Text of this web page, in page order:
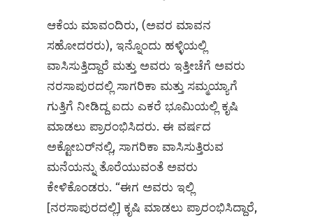
ಆಕೆಯ ಮಾವಂದಿರು, (ಅವರ ಮಾವನ
ಸಹೋದರರು), ಇನ್ನೊಂದು ಹಳ್ಳಿಯಲ್ಲಿ
ವಾಸಿಸುತ್ತಿದ್ದಾರೆ ಮತ್ತು ಅವರು ಇತ್ತೀಚೆಗೆ ಅವರು
ನರಸಾಪುರದಲ್ಲಿ ಸಾಗರಿಕಾ ಮತ್ತು ಸಮ್ಮಯ್ಯಾಗೆ
ಗುತ್ತಿಗೆ ನೀಡಿದ್ದ ಐದು ಎಕರೆ ಭೂಮಿಯಲ್ಲಿ ಕೃಷಿ
ಮಾಡಲು ಪ್ರಾರಂಭಿಸಿದರು. ಈ ವರ್ಷದ
ಅಕ್ಟೋಬರ್‌ನಲ್ಲಿ, ಸಾಗರಿಕಾ ವಾಸಿಸುತ್ತಿರುವ
ಮನೆಯನ್ನು ತೊರೆಯುವಂತೆ ಅವರು
ಕೇಳಿಕೊಂಡರು. “ಈಗ ಅವರು ಇಲ್ಲಿ
[ನರಸಾಪುರದಲ್ಲಿ] ಕೃಷಿ ಮಾಡಲು ಪ್ರಾರಂಭಿಸಿದ್ದಾರೆ,